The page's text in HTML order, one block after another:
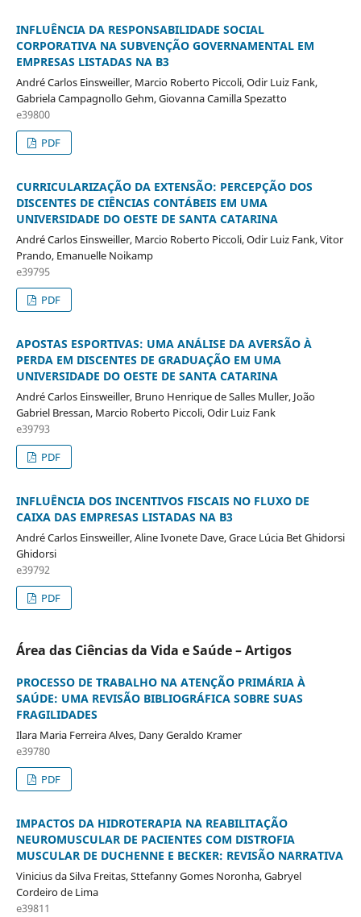
INFLUÊNCIA DA RESPONSABILIDADE SOCIAL
CORPORATIVA NA SUBVENÇÃO GOVERNAMENTAL EM
EMPRESAS LISTADAS NA B3
André Carlos Einsweiller, Marcio Roberto Piccoli, Odir Luiz Fank,
Gabriela Campagnollo Gehm, Giovanna Camilla Spezatto
e39800
PDF
CURRICULARIZAÇÃO DA EXTENSÃO: PERCEPÇÃO DOS
DISCENTES DE CIÊNCIAS CONTÁBEIS EM UMA
UNIVERSIDADE DO OESTE DE SANTA CATARINA
André Carlos Einsweiller, Marcio Roberto Piccoli, Odir Luiz Fank, Vitor
Prando, Emanuelle Noikamp
e39795
PDF
APOSTAS ESPORTIVAS: UMA ANÁLISE DA AVERSÃO À
PERDA EM DISCENTES DE GRADUAÇÃO EM UMA
UNIVERSIDADE DO OESTE DE SANTA CATARINA
André Carlos Einsweiller, Bruno Henrique de Salles Muller, João
Gabriel Bressan, Marcio Roberto Piccoli, Odir Luiz Fank
e39793
PDF
INFLUÊNCIA DOS INCENTIVOS FISCAIS NO FLUXO DE
CAIXA DAS EMPRESAS LISTADAS NA B3
André Carlos Einsweiller, Aline Ivonete Dave, Grace Lúcia Bet Ghidorsi
Ghidorsi
e39792
PDF
Área das Ciências da Vida e Saúde – Artigos
PROCESSO DE TRABALHO NA ATENÇÃO PRIMÁRIA À
SAÚDE: UMA REVISÃO BIBLIOGRÁFICA SOBRE SUAS
FRAGILIDADES
Ilara Maria Ferreira Alves, Dany Geraldo Kramer
e39780
PDF
IMPACTOS DA HIDROTERAPIA NA REABILITAÇÃO
NEUROMUSCULAR DE PACIENTES COM DISTROFIA
MUSCULAR DE DUCHENNE E BECKER: REVISÃO NARRATIVA
Vinicius da Silva Freitas, Sttefanny Gomes Noronha, Gabryel
Cordeiro de Lima
e39811